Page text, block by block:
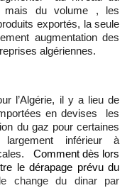
mais du volume , les
exportés, la seule
augmentation des
algériennes.
l’Algérie, il y a lieu de
en devises les
du gaz pour certaines
inférieur à
Comment dès lors
le dérapage prévu du
change du dinar par